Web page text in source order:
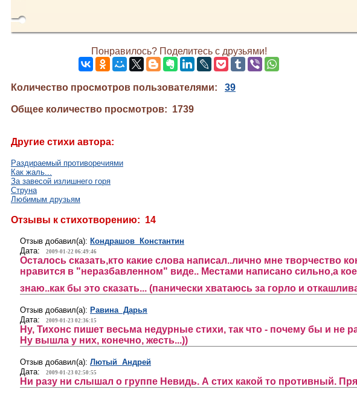
Понравилось? Поделитесь с друзьями!
Количество просмотров пользователями: 39
Общее количество просмотров: 1739
Другие стихи автора:
Раздираемый противоречиями
Как жаль...
За завесой излишнего горя
Струна
Любимым друзьям
Отзывы к стихотворению: 14
Отзыв добавил(а): Кондрашов Константин
Дата:
2009-01-22 06:49:46
Осталось сказать,кто какие слова написал..лично мне творчество
нравится в "неразбавленном" виде.. Местами написано сильно,а
знаю..как бы это сказать... (панически хватаюсь за горло и
Отзыв добавил(а): Равина Дарья
Дата:
2009-01-23 02:36:15
Ну, Тихонс пишет весьма недурные стихи, так что - почему бы и не
Ну вышла у них, конечно, жесть...))
Отзыв добавил(а): Лютый Андрей
Дата:
2009-01-23 02:50:55
Ни разу ни слышал о группе Невидь. А стих какой то противный.